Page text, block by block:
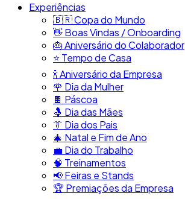
Experiências
🇧🇷​ Copa do Mundo
👋​ Boas Vindas / Onboarding
🎂​ Aniversário do Colaborador
⭐​ Tempo de Casa
​🍾​ Aniversário da Empresa
🌹 Dia da Mulher
🍫​ Páscoa
🤱 Dia das Mães
👔​ Dia dos Pais
🎄 Natal e Fim de Ano
💼​ Dia do Trabalho
🧠​ Treinamentos
📢​ Feiras e Stands
🏆 Premiações da Empresa